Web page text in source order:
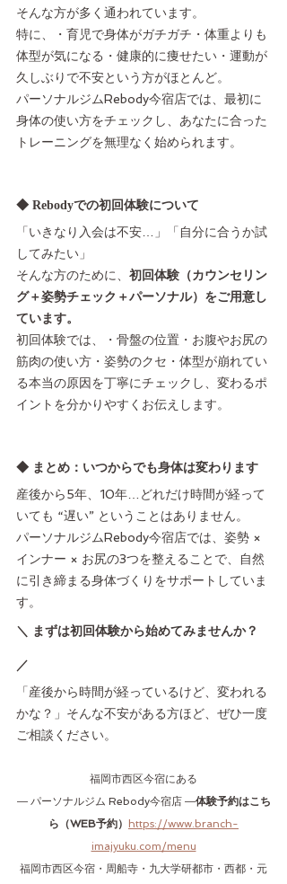
そんな方が多く通われています。
特に、・育児で身体がガチガチ・体重よりも
体型が気になる・健康的に痩せたい・運動が
久しぶりで不安という方がほとんど。
パーソナルジムRebody今宿店では、最初に
身体の使い方をチェックし、あなたに合った
トレーニングを無理なく始められます。
◆ Rebodyでの初回体験について
「いきなり入会は不安…」「自分に合うか試
してみたい」
そんな方のために、 初回体験（カウンセリン
グ＋姿勢チェック＋パーソナル）をご用意し
ています。
初回体験では、・骨盤の位置・お腹やお尻の
筋肉の使い方・姿勢のクセ・体型が崩れてい
る本当の原因を丁寧にチェックし、変わるポ
イントを分かりやすくお伝えします。
◆ まとめ：いつからでも身体は変わります
産後から5年、10年…どれだけ時間が経って
いても “遅い” ということはありません。
パーソナルジムRebody今宿店では、姿勢 ×
インナー × お尻の3つを整えることで、自然
に引き締まる身体づくりをサポートしていま
す。
＼ まずは初回体験から始めてみませんか？
／
「産後から時間が経っているけど、変われる
かな？」そんな不安がある方ほど、ぜひ一度
ご相談ください。
福岡市西区今宿にある
― パーソナルジム Rebody今宿店 ―体験予約はこち
ら（WEB予約）
https://www.branch-
imajyuku.com/menu
福岡市西区今宿・周船寺・九大学研都市・西都・元